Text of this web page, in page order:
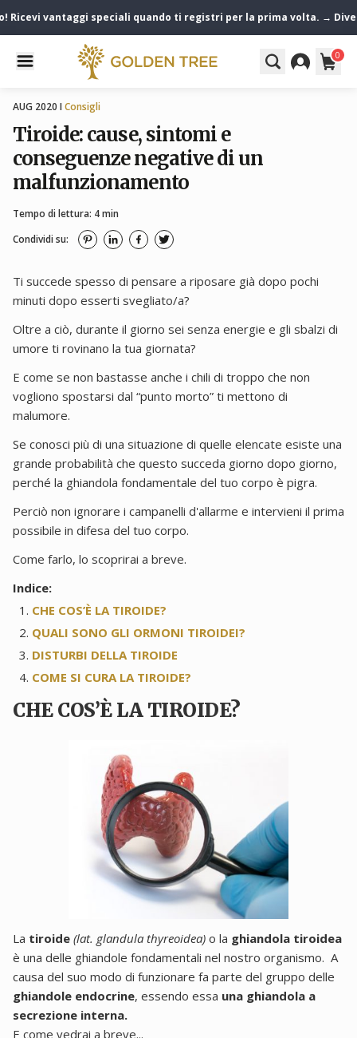
vantaggi speciali quando ti registri per la prima volta. → Diventa
0
AUG 2020 IConsigli
Tiroide: cause, sintomi e
conseguenze negative di un
malfunzionamento
Tempo di lettura: 4 min
Condividi su:
Ti succede spesso di pensare a riposare già dopo pochi
minuti dopo esserti svegliato/a?
Oltre a ciò, durante il giorno sei senza energie e gli sbalzi di
umore ti rovinano la tua giornata?
E come se non bastasse anche i chili di troppo che non
vogliono spostarsi dal “punto morto” ti mettono di
malumore.
Se conosci più di una situazione di quelle elencate esiste una
grande probabilità che questo succeda giorno dopo giorno,
perché la ghiandola fondamentale del tuo corpo è pigra.
Perciò non ignorare i campanelli d'allarme e intervieni il prima
possibile in difesa del tuo corpo.
Come farlo, lo scoprirai a breve.
Indice:
CHE COS’È LA TIROIDE?
QUALI SONO GLI ORMONI TIROIDEI?
DISTURBI DELLA TIROIDE
COME SI CURA LA TIROIDE?
CHE COS’È LA TIROIDE?
La tiroide (lat. glandula thyreoidea) o la ghiandola tiroidea
è una delle ghiandole fondamentali nel nostro organismo. A
causa del suo modo di funzionare fa parte del gruppo delle
ghiandole endocrine, essendo essa una ghiandola a
secrezione interna.
E come vedrai a breve...